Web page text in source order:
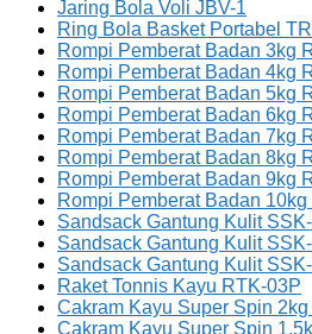
Jaring Bola Voli JBV-1
Ring Bola Basket Portabel
Rompi Pemberat Badan 3kg
Rompi Pemberat Badan 4kg
Rompi Pemberat Badan 5kg
Rompi Pemberat Badan 6kg
Rompi Pemberat Badan 7kg
Rompi Pemberat Badan 8kg
Rompi Pemberat Badan 9kg
Rompi Pemberat Badan
Sandsack Gantung Kulit
Sandsack Gantung Kulit
Sandsack Gantung Kulit
Raket Tonnis Kayu RTK-03P
Cakram Kayu Super Spin
Cakram Kayu Super Spin